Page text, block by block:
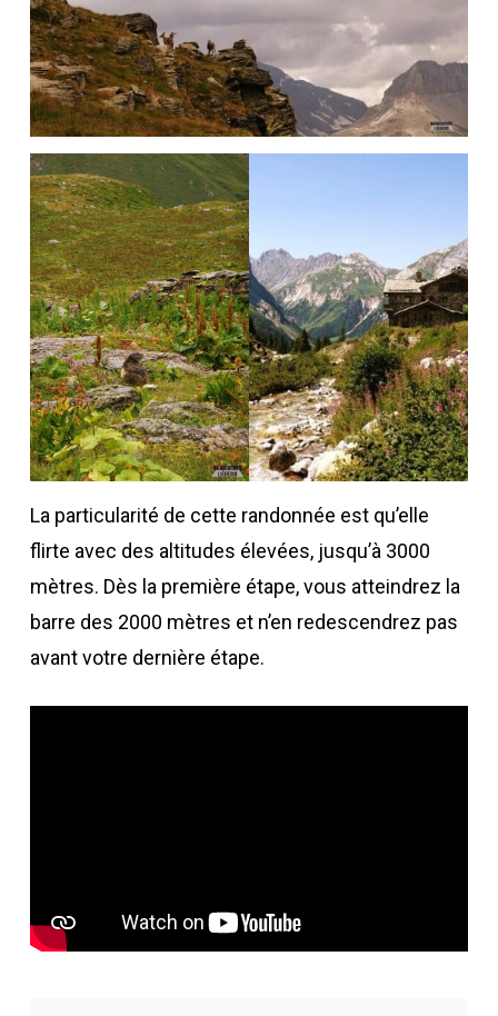
La particularité de cette randonnée est qu’elle
flirte avec des altitudes élevées, jusqu’à 3000
mètres. Dès la première étape, vous atteindrez la
barre des 2000 mètres et n’en redescendrez pas
avant votre dernière étape.